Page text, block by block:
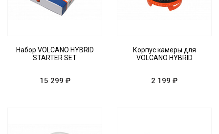
Набор VOLCANO HYBRID
STARTER SET
15 299 ₽
Корпус камеры для
VOLCANO HYBRID
2 199 ₽